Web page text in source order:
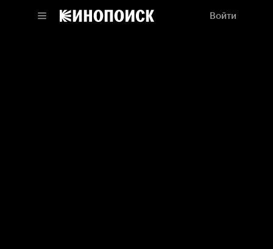
Войти